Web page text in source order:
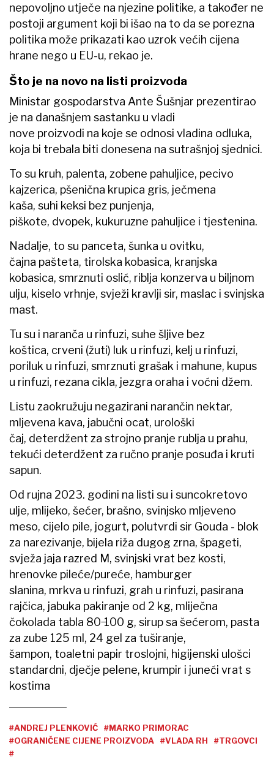
nepovoljno utječe na njezine politike, a također ne
postoji argument koji bi išao na to da se porezna
politika može prikazati kao uzrok većih cijena
hrane nego u EU-u, rekao je.
Što je na novo na listi proizvoda
Ministar gospodarstva Ante Šušnjar prezentirao
je na današnjem sastanku u vladi
nove proizvodi na koje se odnosi vladina odluka,
koja bi trebala biti donesena na sutrašnjoj sjednici.
To su kruh, palenta, zobene pahuljice, pecivo
kajzerica, pšenična krupica gris, ječmena
kaša, suhi keksi bez punjenja,
piškote, dvopek, kukuruzne pahuljice i tjestenina.
Nadalje, to su panceta, šunka u ovitku,
čajna pašteta, tirolska kobasica, kranjska
kobasica, smrznuti oslić, riblja konzerva u biljnom
ulju, kiselo vrhnje, svježi kravlji sir, maslac i svinjska
mast.
Tu su i naranča u rinfuzi, suhe šljive bez
koštica, crveni (žuti) luk u rinfuzi, kelj u rinfuzi,
poriluk u rinfuzi, smrznuti grašak i mahune, kupus
u rinfuzi, rezana cikla, jezgra oraha i voćni džem.
Listu zaokružuju negazirani narančin nektar,
mljevena kava, jabučni ocat, urološki
čaj, deterdžent za strojno pranje rublja u prahu,
tekući deterdžent za ručno pranje posuđa i kruti
sapun.
Od rujna 2023. godini na listi su i suncokretovo
ulje, mlijeko, šećer, brašno, svinjsko mljeveno
meso, cijelo pile, jogurt, polutvrdi sir Gouda - blok
za narezivanje, bijela riža dugog zrna, špageti,
svježa jaja razred M, svinjski vrat bez kosti,
hrenovke pileće/pureće, hamburger
slanina, mrkva u rinfuzi, grah u rinfuzi, pasirana
rajčica, jabuka pakiranje od 2 kg, mliječna
čokolada tabla 80 ̶100 g, sirup sa šećerom, pasta
za zube 125 ml, 24 gel za tuširanje,
šampon, toaletni papir troslojni, higijenski ulošci
standardni, dječje pelene, krumpir i juneći vrat s
kostima
#ANDREJ PLENKOVIĆ
#MARKO PRIMORAC
#OGRANIČENE CIJENE PROIZVODA
#VLADA RH
#TRGOVCI
#